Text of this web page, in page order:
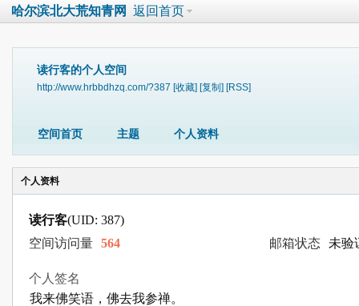
哈尔滨北大荒知青网 返回首页
读行客的个人空间
http://www.hrbbdhzq.com/?387 [收藏] [复制] [RSS]
空间首页 主题 个人资料
个人资料
读行客(UID: 387)
空间访问量 564 邮箱状态 未验
个人签名
我来佛笑语，佛去我参禅。